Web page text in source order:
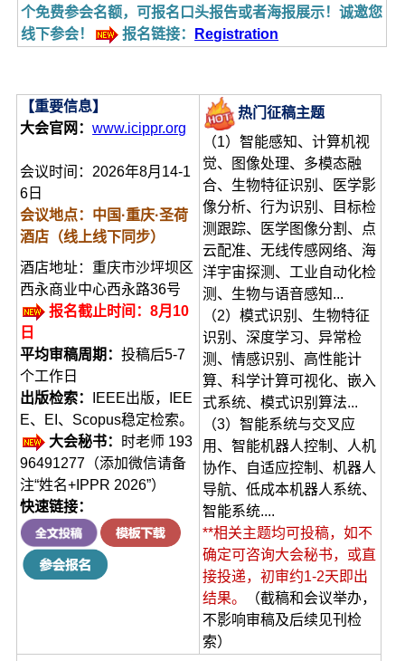
个免费参会名额，可报名口头报告或者海报展示！诚邀您
线下参会！
报名链接： Registration
【重要信息】
大会官网：www.icippr.org
会议时间：2026年8月14-1
6日
会议地点：中国·重庆·圣荷
酒店（线上线下同步）
酒店地址：重庆市沙坪坝区
西永商业中心西永路36号
报名截止时间：8月10
日
平均审稿周期：投稿后5-7
个工作日
出版检索：
IEEE出版，IEE
E、EI、Scopus稳定检索。
大会秘书：
时老师 193
96491277（添加微信请备
注“姓名+IPPR 2026”）
快速链接：
热门征稿主题
（1）智能感知、计算机视
觉、图像处理、多模态融
合、生物特征识别、医学影
像分析、行为识别、目标检
测跟踪、医学图像分割、点
云配准、无线传感网络、海
洋宇宙探测、工业自动化检
测、生物与语音感知...
（2）模式识别、生物特征
识别、深度学习、异常检
测、情感识别、高性能计
算、科学计算可视化、嵌入
式系统、模式识别算法...
（3）智能系统与交叉应
用、智能机器人控制、人机
协作、自适应控制、机器人
导航、低成本机器人系统、
智能系统....
**相关主题均可投稿，如不
确定可咨询大会秘书，或直
接投递，初审约1-2天即出
结果。
（截稿和会议举办，
不影响审稿及后续见刊检
索）